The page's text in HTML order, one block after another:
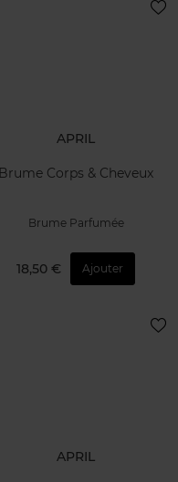
APRIL
Brume Corps & Cheveux
Brume Parfumée
18,50 € Ajouter
APRIL